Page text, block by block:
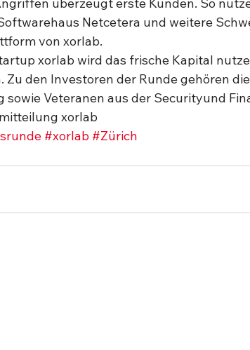
Netcetera und weitere
von xorlab.
xorlab wird das frische Kapital
Zu den Investoren der Runde gehören
sowie Veteranen aus der Securityund
xorlab
#xorlab #Zürich